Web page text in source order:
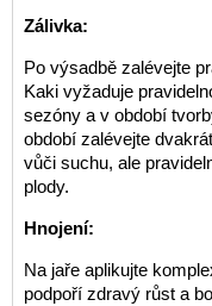
Zálivka:
Po výsadbě zalévejte
Kaki vyžaduje
sezóny a v období
období zalévejte
vůči suchu, ale
plody.
Hnojení:
Na jaře aplikujte
podpoří zdravý růst a